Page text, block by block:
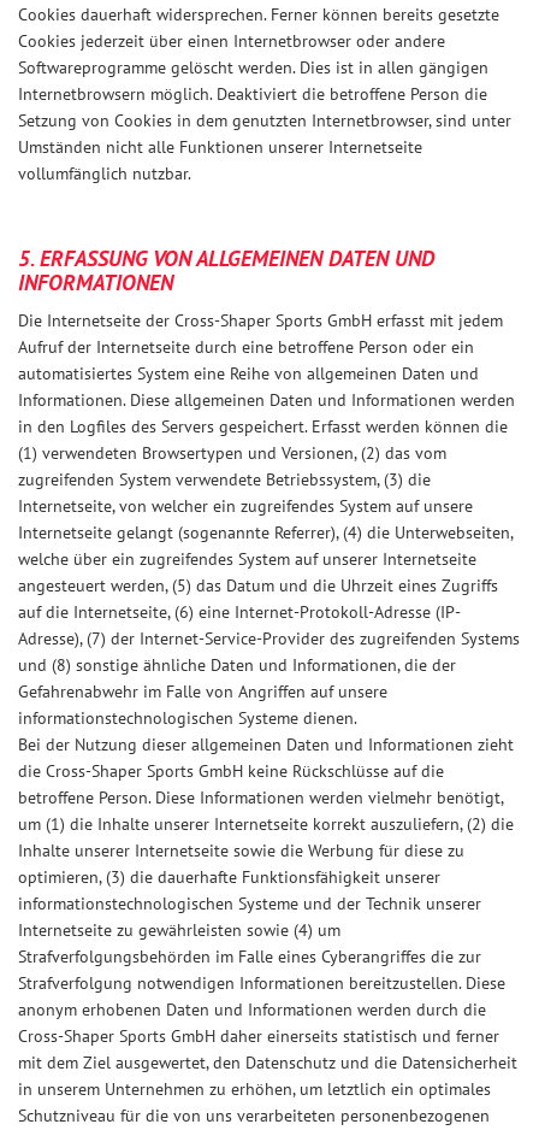
Cookies dauerhaft widersprechen. Ferner können bereits gesetzte
Cookies jederzeit über einen Internetbrowser oder andere
Softwareprogramme gelöscht werden. Dies ist in allen gängigen
Internetbrowsern möglich. Deaktiviert die betroffene Person die
Setzung von Cookies in dem genutzten Internetbrowser, sind unter
Umständen nicht alle Funktionen unserer Internetseite
vollumfänglich nutzbar.
5. ERFASSUNG VON ALLGEMEINEN DATEN UND
INFORMATIONEN
Die Internetseite der Cross-Shaper Sports GmbH erfasst mit jedem
Aufruf der Internetseite durch eine betroffene Person oder ein
automatisiertes System eine Reihe von allgemeinen Daten und
Informationen. Diese allgemeinen Daten und Informationen werden
in den Logfiles des Servers gespeichert. Erfasst werden können die
(1) verwendeten Browsertypen und Versionen, (2) das vom
zugreifenden System verwendete Betriebssystem, (3) die
Internetseite, von welcher ein zugreifendes System auf unsere
Internetseite gelangt (sogenannte Referrer), (4) die Unterwebseiten,
welche über ein zugreifendes System auf unserer Internetseite
angesteuert werden, (5) das Datum und die Uhrzeit eines Zugriffs
auf die Internetseite, (6) eine Internet-Protokoll-Adresse (IP-
Adresse), (7) der Internet-Service-Provider des zugreifenden Systems
und (8) sonstige ähnliche Daten und Informationen, die der
Gefahrenabwehr im Falle von Angriffen auf unsere
informationstechnologischen Systeme dienen.
Bei der Nutzung dieser allgemeinen Daten und Informationen zieht
die Cross-Shaper Sports GmbH keine Rückschlüsse auf die
betroffene Person. Diese Informationen werden vielmehr benötigt,
um (1) die Inhalte unserer Internetseite korrekt auszuliefern, (2) die
Inhalte unserer Internetseite sowie die Werbung für diese zu
optimieren, (3) die dauerhafte Funktionsfähigkeit unserer
informationstechnologischen Systeme und der Technik unserer
Internetseite zu gewährleisten sowie (4) um
Strafverfolgungsbehörden im Falle eines Cyberangriffes die zur
Strafverfolgung notwendigen Informationen bereitzustellen. Diese
anonym erhobenen Daten und Informationen werden durch die
Cross-Shaper Sports GmbH daher einerseits statistisch und ferner
mit dem Ziel ausgewertet, den Datenschutz und die Datensicherheit
in unserem Unternehmen zu erhöhen, um letztlich ein optimales
Schutzniveau für die von uns verarbeiteten personenbezogenen